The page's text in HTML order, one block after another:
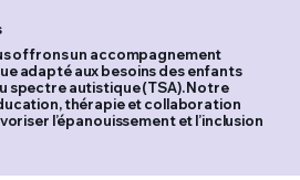
offrons un accompagnement
adapté aux besoins des enfants
spectre autistique (TSA). Notre
thérapie et collaboration
l’épanouissement et l’inclusion